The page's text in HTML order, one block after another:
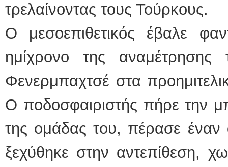
τρελαίνοντας τους Τούρκους.
Ο μεσοεπιθετικός έβαλε
ημίχρονο της
Φενερμπαχτσέ στα
Ο ποδοσφαιριστής πήρε την
της ομάδας του, πέρασε έναν
ξεχύθηκε στην αντεπίθεση,